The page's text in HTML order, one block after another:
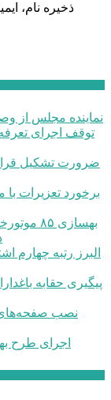
ذخیره نام،
نماینده مجلس از
بهسازی ۸۵ موتورخانه در البرز طی سه‌ماهه نخست امسال
اجرای طرح بهسازی